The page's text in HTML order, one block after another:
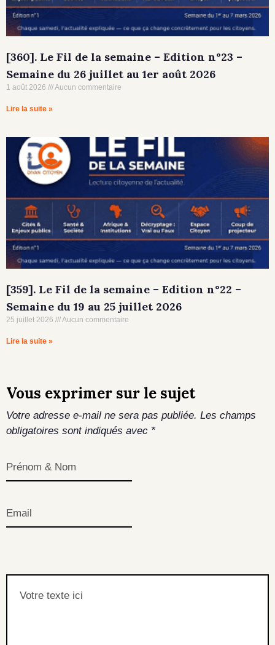
[360]. Le Fil de la semaine – Edition n°23 –
Semaine du 26 juillet au 1er août 2026
1 août 2026 Aucun commentaire
Lire la suite »
[359]. Le Fil de la semaine – Edition n°22 –
Semaine du 19 au 25 juillet 2026
25 juillet 2026 Aucun commentaire
Lire la suite »
Vous exprimer sur le sujet
Votre adresse e-mail ne sera pas publiée. Les champs
obligatoires sont indiqués avec *